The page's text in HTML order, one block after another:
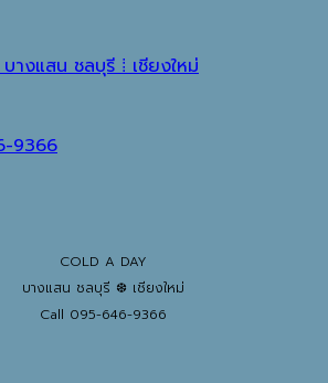
างแสน ชลบุรี ⁞ เชียงใหม่
9366
COLD A DAY
บางแสน ชลบุรี ❆ เชียงใหม่
Call 095-646-9366